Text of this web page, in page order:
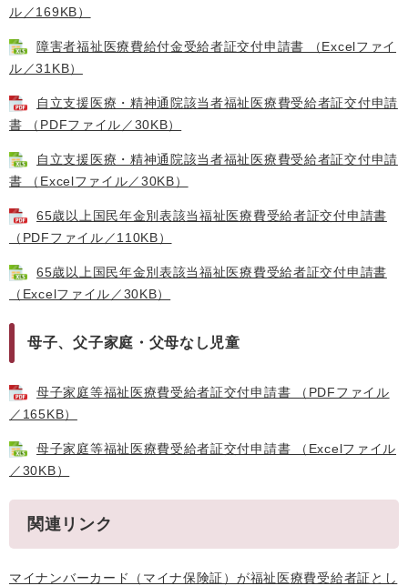
ル／169KB）
障害者福祉医療費給付金受給者証交付申請書 （Excelファイ
ル／31KB）
自立支援医療・精神通院該当者福祉医療費受給者証交付申請
書 （PDFファイル／30KB）
自立支援医療・精神通院該当者福祉医療費受給者証交付申請
書 （Excelファイル／30KB）
65歳以上国民年金別表該当福祉医療費受給者証交付申請書
（PDFファイル／110KB）
65歳以上国民年金別表該当福祉医療費受給者証交付申請書
（Excelファイル／30KB）
母子、父子家庭・父母なし児童
母子家庭等福祉医療費受給者証交付申請書 （PDFファイル
／165KB）
母子家庭等福祉医療費受給者証交付申請書 （Excelファイル
／30KB）
関連リンク
マイナンバーカード（マイナ保険証）が福祉医療費受給者証とし